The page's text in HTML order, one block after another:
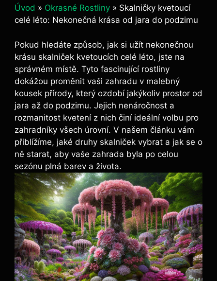
Úvod » Okrasné Rostliny » Skalničky kvetoucí
celé léto: Nekonečná krása od jara do podzimu
Pokud hledáte způsob, jak si užít nekonečnou
krásu skalniček kvetoucích celé léto, jste na
správném místě. Tyto fascinující rostliny
dokážou proměnit vaši zahradu v malebný
kousek přírody, který ozdobí jakýkoliv prostor od
jara až do podzimu. Jejich nenáročnost a
rozmanitost kvetení z nich činí ideální volbu pro
zahradníky všech úrovní. V našem článku vám
přiblížíme, jaké druhy skalniček vybrat a jak se o
ně starat, aby vaše zahrada byla po celou
sezónu plná barev a života.